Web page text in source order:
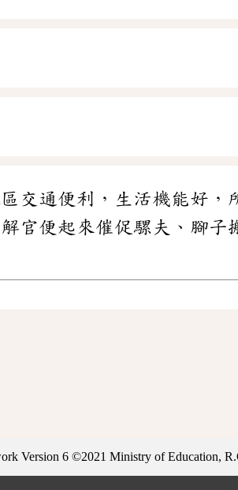
交通便利，生活機能好，
官便起來催促騾夫、腳子
Version 6 ©2021 Ministry of Education,